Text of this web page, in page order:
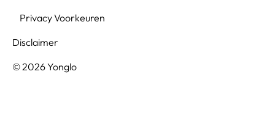
Privacy Voorkeuren
Disclaimer
© 2026 Yonglo